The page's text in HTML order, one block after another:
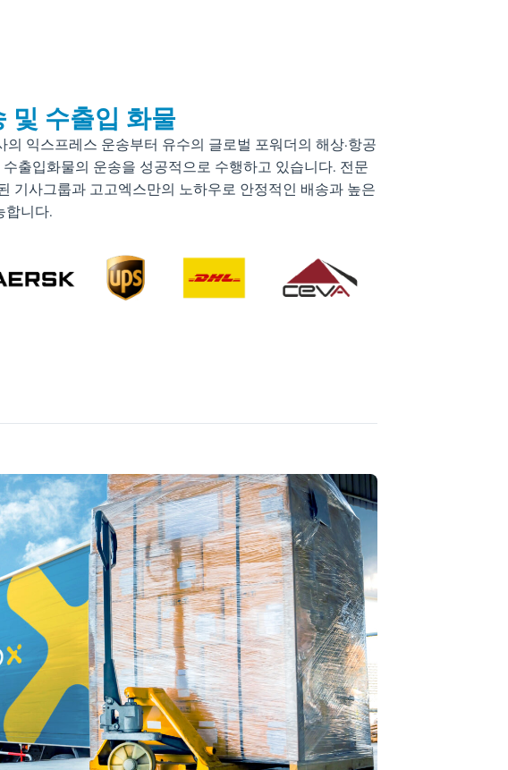
및 수출입 화물
의 익스프레스 운송부터 유수의 글로벌 포워더의 해상·항공
출입화물의 운송을 성공적으로 수행하고 있습니다. 전문
기사그룹과 고고엑스만의 노하우로 안정적인 배송과 높은
합니다.